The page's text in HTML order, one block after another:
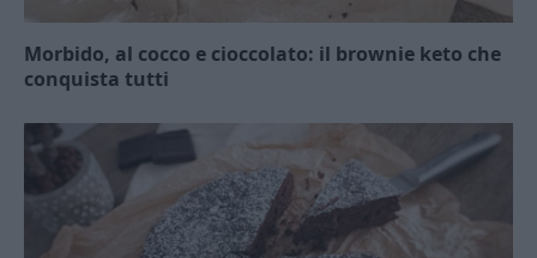
Morbido, al cocco e cioccolato: il brownie keto che
conquista tutti